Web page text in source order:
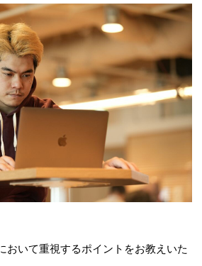
おいて重視するポイントをお教えいた